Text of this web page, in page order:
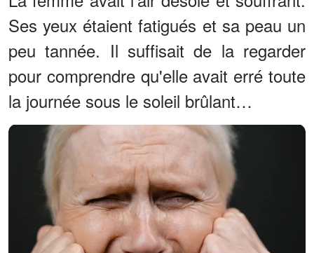
Ses yeux étaient fatigués et sa peau un
peu tannée. Il suffisait de la regarder
pour comprendre qu'elle avait erré toute
la journée sous le soleil brûlant…